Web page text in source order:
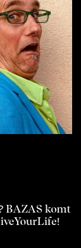
BAZAS komt